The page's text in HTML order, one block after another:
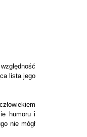
lista jego
humoru i
nie mógł